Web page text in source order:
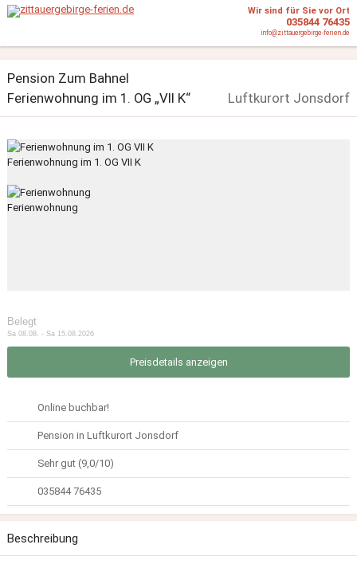
Wir sind für Sie vor Ort
035844 76435
info@zittauergebirge-ferien.de
Pension Zum Bahnel
Ferienwohnung im 1. OG „VII K“
Luftkurort Jonsdorf
Ferienwohnung im 1. OG VII K
Ferienwohnung
Belegt
Sa 08.08. - Sa 15.08.2026
Preisdetails anzeigen
Online buchbar!
Pension in Luftkurort Jonsdorf
Sehr gut (9,0/10)
035844 76435
Beschreibung